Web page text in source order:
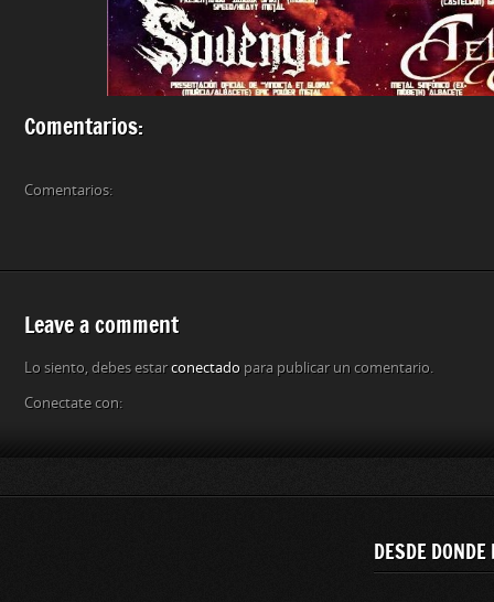
Comentarios:
Comentarios:
Leave a comment
Lo siento, debes estarconectado para publicar un comentario.
Conectate con:
DESDE